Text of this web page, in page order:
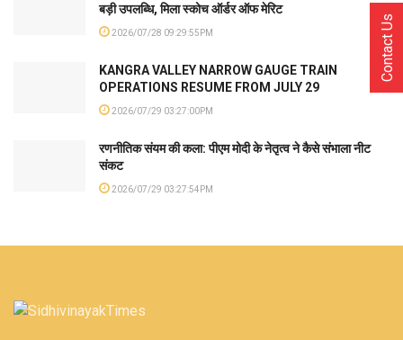
बड़ी उपलब्धि, मिला स्कोच ऑर्डर ऑफ मेरिट
2026/07/28 09:29:55PM
KANGRA VALLEY NARROW GAUGE TRAIN
OPERATIONS RESUME FROM JULY 29
2026/07/29 03:27:00PM
रणनीतिक संयम की कला: पीएम मोदी के नेतृत्व ने कैसे संभाला नीट
संकट
2026/07/29 03:27:54PM
Contact Us